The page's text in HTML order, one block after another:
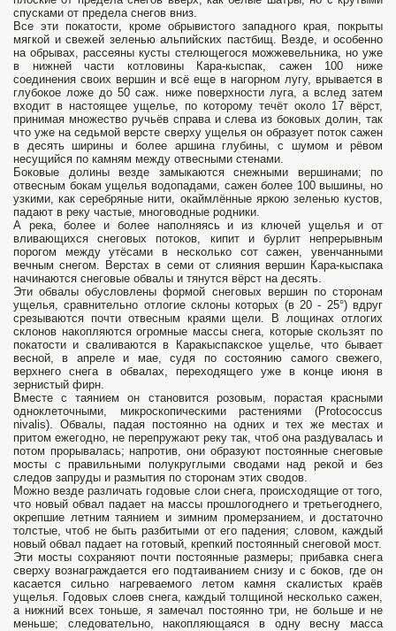
спусками от предела снегов вниз.
Все эти покатости, кроме обрывистого западного края, покрыты
мягкой и свежей зеленью альпийских пастбищ. Везде, и особенно
на обрывах, рассеяны кусты стелющегося можжевельника, но уже
в нижней части котловины Кара-кыспак, сажен 100 ниже
соединения своих вершин и всё еще в нагорном лугу, врывается в
глубокое ложе до 50 саж. ниже поверхности луга, а вслед затем
входит в настоящее ущелье, по которому течёт около 17 вёрст,
принимая множество ручьёв справа и слева из боковых долин, так
что уже на седьмой версте сверху ущелья он образует поток сажен
в десять ширины и более аршина глубины, с шумом и рёвом
несущийся по камням между отвесными стенами.
Боковые долины везде замыкаются снежными вершинами; по
отвесным бокам ущелья водопадами, сажен более 100 вышины, но
узкими, как серебряные нити, окаймлённые яркою зеленью кустов,
падают в реку частые, многоводные родники.
А река, более и более наполняясь и из ключей ущелья и от
вливающихся снеговых потоков, кипит и бурлит непрерывным
порогом между утёсами в несколько сот сажен, увенчанными
вечным снегом. Верстах в семи от слияния вершин Кара-кыспака
начинаются снеговые обвалы и тянутся вёрст на десять.
Эти обвалы обусловлены формой снеговых вершин по сторонам
ущелья, сравнительно отлогие склоны которых (в 20 - 25°) вдруг
срезываются почти отвесным краями щели. В лощинах отлогих
склонов накопляются огромные массы снега, которые скользят по
покатости и сваливаются в Каракыспакское ущелье, что бывает
весной, в апреле и мае, судя по состоянию самого свежего,
верхнего снега в обвалах, переходящего уже в конце июня в
зернистый фирн.
Вместе с таянием он становится розовым, порастая красными
одноклеточными, микроскопическими растениями (Protococcus
nivalis). Обвалы, падая постоянно на одних и тех же местах и
притом ежегодно, не перепружают реку так, чтоб она раздувалась и
потом прорывалась; напротив, они образуют постоянные снеговые
мосты с правильными полукруглыми сводами над рекой и без
следов запруды и размытия по сторонам этих сводов.
Можно везде различать годовые слои снега, происходящие от того,
что новый обвал падает на массы прошлогоднего и третьегоднего,
окрепшие летним таянием и зимним промерзанием, и достаточно
толстые, чтоб не быть разбитыми от его падения; словом, каждый
новый обвал падает на готовый, крепкий постоянный снеговой мост.
Эти мосты сохраняют почти постоянные размеры; прибавка снега
сверху вознаграждается его подтаиванием снизу и с боков, где он
касается сильно нагреваемого летом камня скалистых краёв
ущелья. Годовых слоев снега, каждый толщиной несколько сажен,
а нижний всех тоньше, я замечал постоянно три, не больше и не
меньше; следовательно, накопляющаяся в одну весну масса